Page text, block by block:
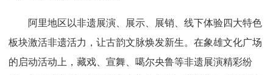
阿里地区以非遗展演、展示、展销、线下体验四大特色
板块激活非遗活力，让古韵文脉焕发新生。在象雄文化广场
的启动活动上，藏戏、宣舞、噶尔央鲁等非遗展演精彩纷